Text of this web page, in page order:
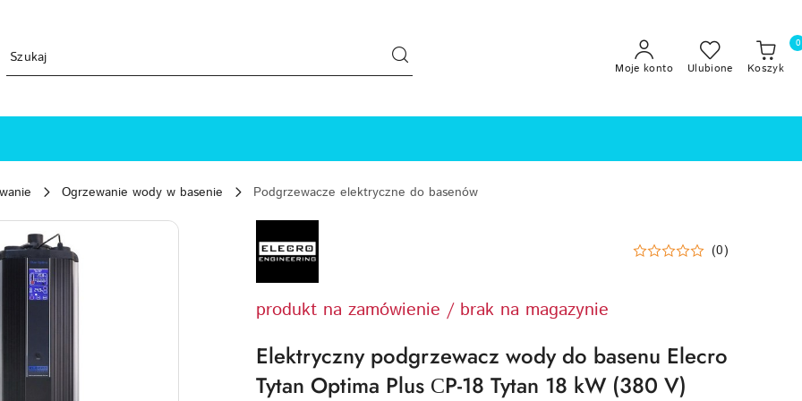
Moje konto Ulubione Koszyk
0
Ogrzewanie wody w basenie
Podgrzewacze elektryczne do basenów
ELECRO-
ENGINEERING-
LOGO (0)
produkt na zamówienie / brak na magazynie
Elektryczny podgrzewacz wody do basenu Elecro
Tytan Optima Plus СP-18 Tytan 18 kW (380 V)